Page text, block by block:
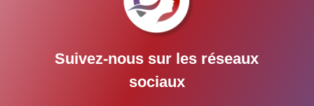
Suivez-nous sur les réseaux
sociaux